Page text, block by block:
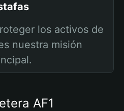
los activos de
nuestra misión
AF1